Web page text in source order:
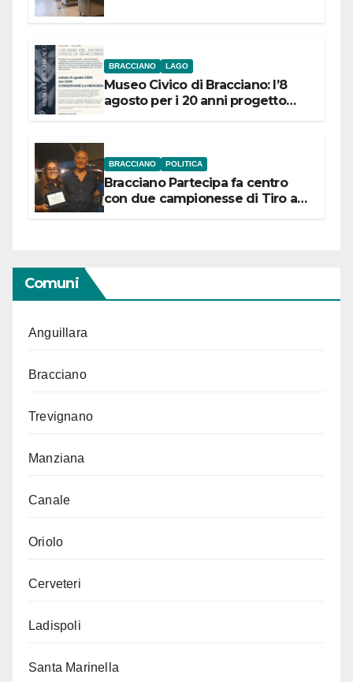
BRACCIANO LAGO
Museo Civico di Bracciano: l’8
agosto per i 20 anni progetto
BRACCIANO POLITICA
Bracciano Partecipa fa centro
con due campionesse di Tiro a
Comuni
Anguillara
Bracciano
Trevignano
Manziana
Canale
Oriolo
Cerveteri
Ladispoli
Santa Marinella